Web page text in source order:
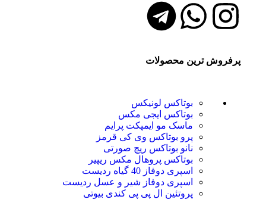
پرفروش ترین محصولات
بوتاکس لونیکس
بوتاکس ایجی مکس
ماسک مو ایمپکت پرایم
پرو بوتاکس وی‌ کی قرمز
نانو بوتاکس ریچ صورتی
بوتاکس پروهال مکس ریپیر
اسپری دوفاز 40 گیاه ردیست
اسپری دوفاز شیر و عسل ردیست
پروتئین ال پی پی کندی بیوتی